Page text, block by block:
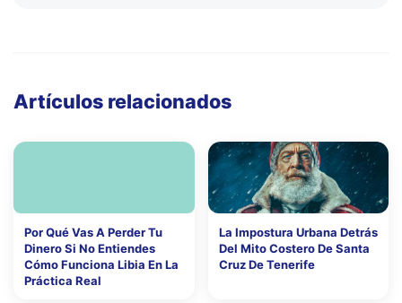
Artículos relacionados
Por Qué Vas A Perder Tu
Dinero Si No Entiendes
Cómo Funciona Libia En La
Práctica Real
La Impostura Urbana Detrás
Del Mito Costero De Santa
Cruz De Tenerife